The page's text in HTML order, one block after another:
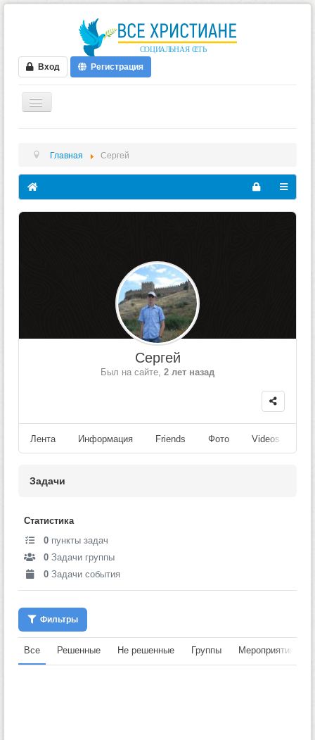
Вход Регистрация
ФОРУМ
ВИДЕО
БЛОГИ
Главная Сергей
Сергей
Был на сайте, 2 лет назад
Лента Информация Friends Фото Videos
Задачи
Статистика
0 пункты задач
0 Задачи группы
0 Задачи события
Фильтры
Все Решенные Не решенные Группы Мероприятия